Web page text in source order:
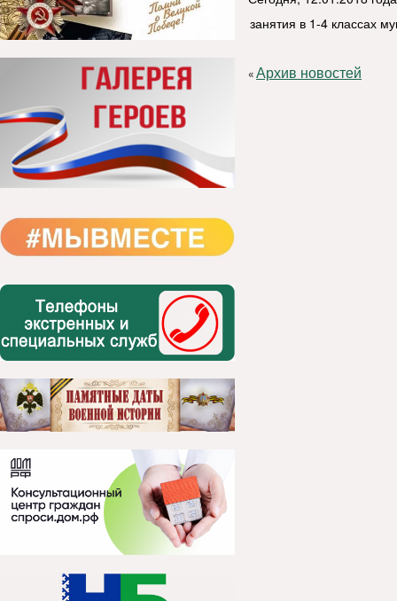
занятия в 1-4 классах
«Архив новостей